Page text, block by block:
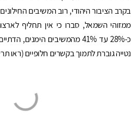
ממזוהי השמאל, סברו כי אין תחליף
כ-28% עד 41% מהמשיבים
נטייה גוברת לתמוך בקשרים חלופיים (ראו